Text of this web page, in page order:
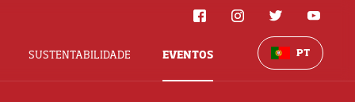
SUSTENTABILIDADE EVENTOS PT